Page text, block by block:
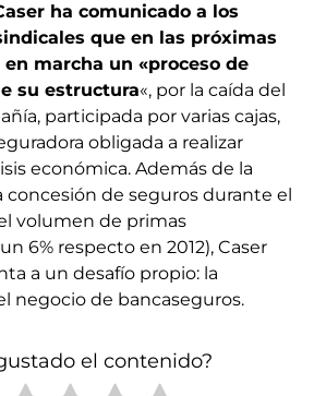
ha comunicado a los
que en las próximas
marcha un «proceso de
su estructura«, por la caída del
participada por varias cajas,
obligada a realizar
económica. Además de la
concesión de seguros durante el
volumen de primas
6% respecto en 2012), Caser
a un desafío propio: la
negocio de bancaseguros.
el contenido?